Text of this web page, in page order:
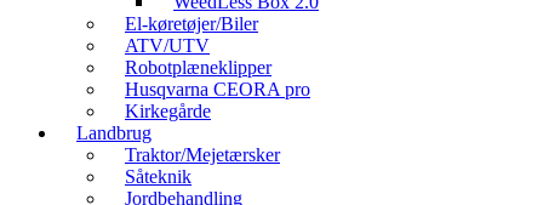
El-køretøjer/Biler
ATV/UTV
Robotplæneklipper
Husqvarna CEORA pro
Kirkegårde
Landbrug
Traktor/Mejetærsker
Såteknik
Jordbehandling